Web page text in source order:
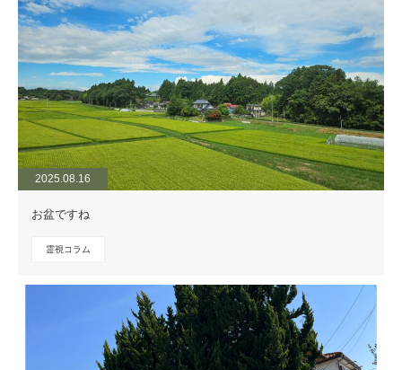
2025.08.16
お盆ですね
霊視コラム